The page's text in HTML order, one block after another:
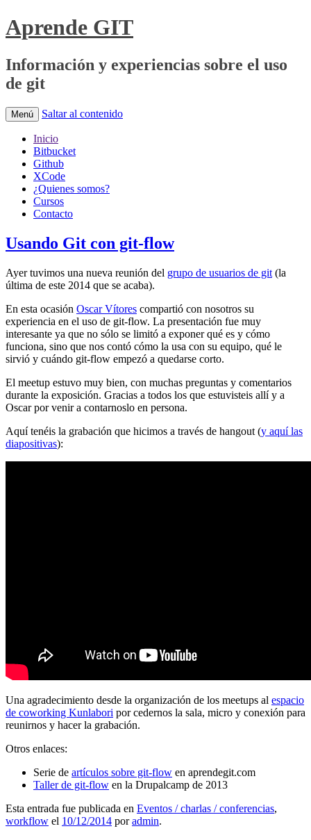
Aprende GIT
Información y experiencias sobre el uso
de git
Menú Saltar al contenido
Inicio
Bitbucket
Github
XCode
¿Quienes somos?
Cursos
Contacto
Usando Git con git-flow
Ayer tuvimos una nueva reunión del grupo de usuarios de git (la
última de este 2014 que se acaba).
En esta ocasión Oscar Vítores compartió con nosotros su
experiencia en el uso de git-flow. La presentación fue muy
interesante ya que no sólo se limitó a exponer qué es y cómo
funciona, sino que nos contó cómo la usa con su equipo, qué le
sirvió y cuándo git-flow empezó a quedarse corto.
El meetup estuvo muy bien, con muchas preguntas y comentarios
durante la exposición. Gracias a todos los que estuvisteis allí y a
Oscar por venir a contarnoslo en persona.
Aquí tenéis la grabación que hicimos a través de hangout (y aquí las
diapositivas):
Una agradecimiento desde la organización de los meetups al espacio
de coworking Kunlabori por cedernos la sala, micro y conexión para
reunirnos y hacer la grabación.
Otros enlaces:
Serie de artículos sobre git-flow en aprendegit.com
Taller de git-flow en la Drupalcamp de 2013
Esta entrada fue publicada en Eventos / charlas / conferencias,
workflow el 10/12/2014 poradmin.